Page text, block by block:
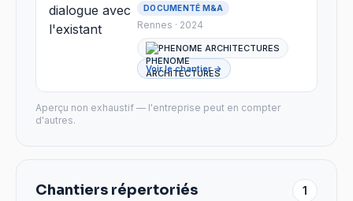
DOCUMENTÉ M&A
Rennes · 2024
PHENOME ARCHITECTURES
Voir le chantier →
Aperçu non exhaustif — l'entreprise peut en compter
d'autres.
Chantiers répertoriés 1